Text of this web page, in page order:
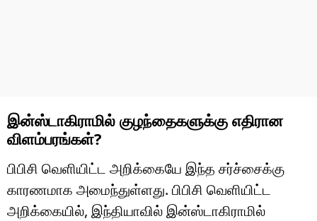
இன்ஸ்டாகிராமில் குழந்தைகளுக்கு எதிரான
விளம்பரங்கள்?
பிபிசி வெளியிட்ட அறிக்கையே இந்த சர்ச்சைக்கு
காரணமாக அமைந்துள்ளது. பிபிசி வெளியிட்ட
அறிக்கையில், இந்தியாவில் இன்ஸ்டாகிராமில்